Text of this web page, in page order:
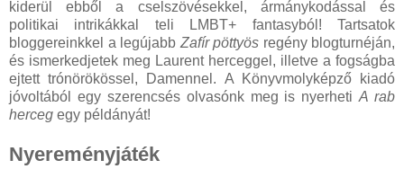
kiderül ebből a cselszövésekkel, ármánykodással és
politikai intrikákkal teli LMBT+ fantasyból! Tartsatok
bloggereinkkel a legújabb Zafír pöttyös regény blogturnéján,
és ismerkedjetek meg Laurent herceggel, illetve a fogságba
ejtett trónörökössel, Damennel. A Könyvmolyképző kiadó
jóvoltából egy szerencsés olvasónk meg is nyerhetiA rab
herceg egy példányát!
Nyereményjáték